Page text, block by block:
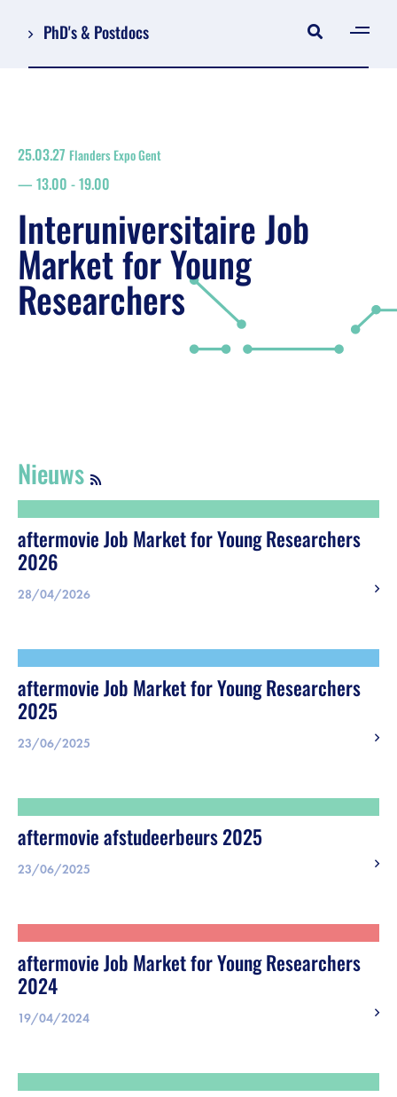
PhD's & Postdocs
Registreer
grondplan
zoeken
Job Market for Young Researchers
Sponsors
Praktische info bezoekers
Foto's
25.03.27 Flanders Expo Gent
13.00 -19.00
Interuniversitaire Job
Market for Young
Researchers
Nieuws
aftermovie Job Market for Young Researchers
2026
28/04/2026
aftermovie Job Market for Young Researchers
2025
23/06/2025
aftermovie afstudeerbeurs 2025
23/06/2025
aftermovie Job Market for Young Researchers
2024
19/04/2024